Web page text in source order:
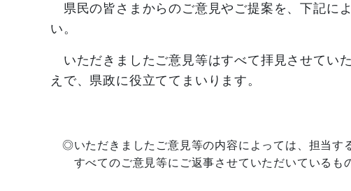
県民の皆さまからのご意見やご提案を、下記に
い
いただきましたご意見等はすべて拝見させてい
えで、県政に役立ててまいります。
◎いただきましたご意見等の内容によっては、担当す
すべてのご意見等にご返事させていただいているも